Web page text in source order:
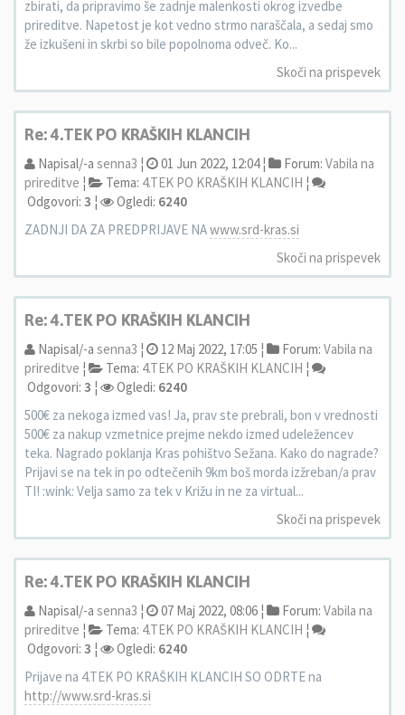
zbirati, da pripravimo še zadnje malenkosti okrog izvedbe
prireditve. Napetost je kot vedno strmo naraščala, a sedaj smo
že izkušeni in skrbi so bile popolnoma odveč. Ko...
Skoči na prispevek
Re: 4.TEK PO KRAŠKIH KLANCIH
Napisal/-a senna3 ¦ 01 Jun 2022, 12:04 ¦ Forum: Vabila na
prireditve ¦ Tema: 4.TEK PO KRAŠKIH KLANCIH ¦
Odgovori: 3 ¦ Ogledi: 6240
ZADNJI DA ZA PREDPRIJAVE NAwww.srd-kras.si
Skoči na prispevek
Re: 4.TEK PO KRAŠKIH KLANCIH
Napisal/-a senna3 ¦ 12 Maj 2022, 17:05 ¦ Forum: Vabila na
prireditve ¦ Tema: 4.TEK PO KRAŠKIH KLANCIH ¦
Odgovori: 3 ¦ Ogledi: 6240
500€ za nekoga izmed vas! Ja, prav ste prebrali, bon v vrednosti
500€ za nakup vzmetnice prejme nekdo izmed udeležencev
teka. Nagrado poklanja Kras pohištvo Sežana. Kako do nagrade?
Prijavi se na tek in po odtečenih 9km boš morda izžreban/a prav
TI! :wink: Velja samo za tek v Križu in ne za virtual...
Skoči na prispevek
Re: 4.TEK PO KRAŠKIH KLANCIH
Napisal/-a senna3 ¦ 07 Maj 2022, 08:06 ¦ Forum: Vabila na
prireditve ¦ Tema: 4.TEK PO KRAŠKIH KLANCIH ¦
Odgovori: 3 ¦ Ogledi: 6240
Prijave na 4.TEK PO KRAŠKIH KLANCIH SO ODRTE na
http://www.srd-kras.si